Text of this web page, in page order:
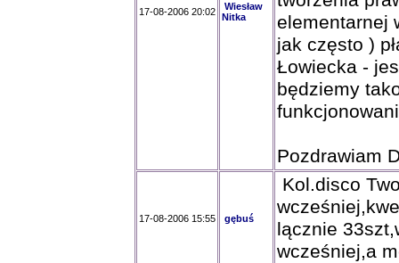
17-08-2006 20:02
Wiesław
Nitka
elementarnej
jak często )
Łowiecka -
będziemy
Pozdrawiam
17-08-2006 15:55 gębuś
Kol.disco
lącznie
wcześniej,a